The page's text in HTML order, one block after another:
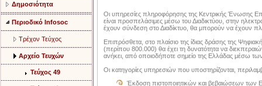
Δημοσιότητα
Περιοδικό Infosoc
Τρέχον Τεύχος
Αρχείο Τευχών
Τεύχος 49
Οι υπηρεσίες πληροφόρησης της Κεντρικής Ένωσης
είναι προσπελάσιμες μέσω του Διαδικτύου, στην
έχουν σύνδεση στο Διαδίκτυο, θα μπορούν να έχουν
Επιπρόσθετα, στο πλαίσιο της ίδιας δράσης της
(περίπου 800.000) θα έχει τη δυνατότητα να
ανήκει, από οποιοδήποτε σημείο της Ελλάδας μέσω
Οι κατηγορίες υπηρεσιών που υποστηρίζονται,
Έκδοση πιστοποιητικών και βεβαιώσεων των